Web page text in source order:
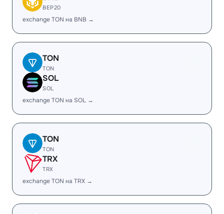
BEP20
exchange TON на BNB →
TON
TON
SOL
SOL
exchange TON на SOL →
TON
TON
TRX
TRX
exchange TON на TRX →